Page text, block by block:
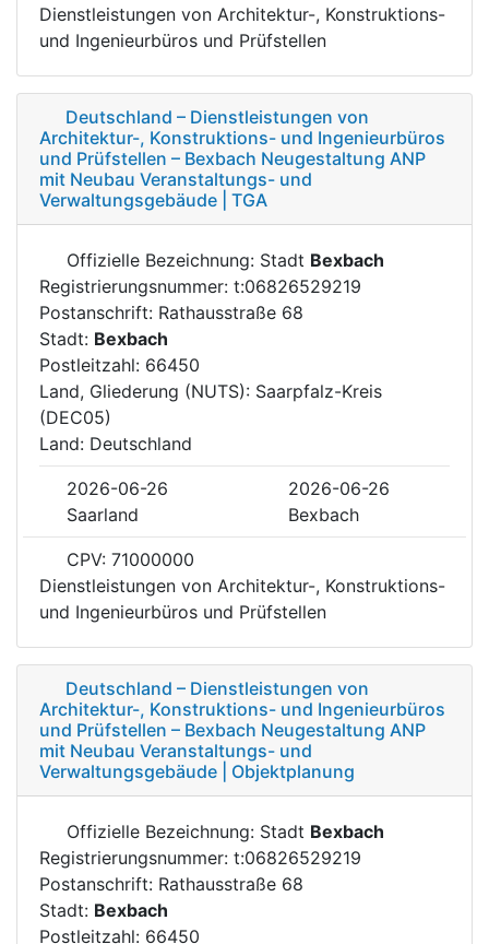
Dienstleistungen von Architektur-, Konstruktions-
und Ingenieurbüros und Prüfstellen
Deutschland – Dienstleistungen von
Architektur-, Konstruktions- und Ingenieurbüros
und Prüfstellen – Bexbach Neugestaltung ANP
mit Neubau Veranstaltungs- und
Verwaltungsgebäude | TGA
Offizielle Bezeichnung: Stadt Bexbach
Registrierungsnummer: t:06826529219
Postanschrift: Rathausstraße 68
Stadt: Bexbach
Postleitzahl: 66450
Land, Gliederung (NUTS): Saarpfalz-Kreis
(DEC05)
Land: Deutschland
2026-06-26
2026-06-26
Saarland
Bexbach
CPV: 71000000
Dienstleistungen von Architektur-, Konstruktions-
und Ingenieurbüros und Prüfstellen
Deutschland – Dienstleistungen von
Architektur-, Konstruktions- und Ingenieurbüros
und Prüfstellen – Bexbach Neugestaltung ANP
mit Neubau Veranstaltungs- und
Verwaltungsgebäude | Objektplanung
Offizielle Bezeichnung: Stadt Bexbach
Registrierungsnummer: t:06826529219
Postanschrift: Rathausstraße 68
Stadt: Bexbach
Postleitzahl: 66450